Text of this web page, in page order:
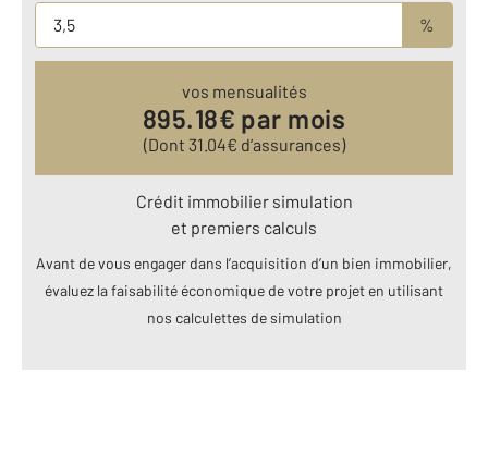
%
vos mensualités
895.18€ par mois
(Dont 31.04€ d’assurances)
Crédit immobilier simulation
et premiers calculs
Avant de vous engager dans l’acquisition d’un bien immobilier,
évaluez la faisabilité économique de votre projet en utilisant
nos calculettes de simulation